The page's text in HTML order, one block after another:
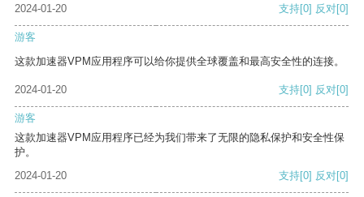
2024-01-20 支持[0] 反对[0]
游客
这款加速器VPM应用程序可以给你提供全球覆盖和最高安全性的连接。
2024-01-20 支持[0] 反对[0]
游客
这款加速器VPM应用程序已经为我们带来了无限的隐私保护和安全性保
护。
2024-01-20
支持[0] 反对[0]